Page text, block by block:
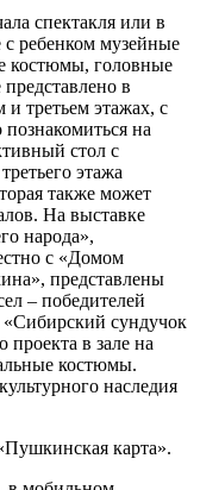
спектакля или в
с ребенком музейные
костюмы, головные
в
и третьем этажах, с
на
стол с
этажа
также может
На выставке
народа»,
с «Домом
представлены
– победителей
«Сибирский сундучок
проекта в зале на
костюмы.
наследия
карта».